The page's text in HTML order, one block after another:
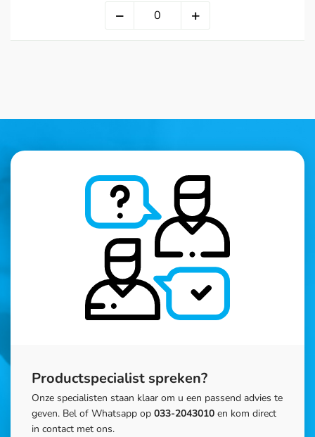
Productspecialist spreken?
Onze specialisten staan klaar om u een passend advies te
geven. Bel of Whatsapp op 033-2043010 en kom direct
in contact met ons.